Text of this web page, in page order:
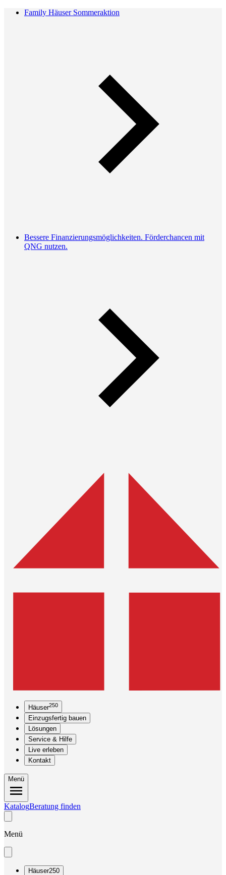
Family Häuser Sommeraktion
Bessere Finanzierungsmöglichkeiten. Förderchancen mit
QNG nutzen.
Häuser250
Einzugsfertig bauen
Lösungen
Service & Hilfe
Live erleben
Kontakt
Menü
KatalogBeratung finden
Menü
Häuser250